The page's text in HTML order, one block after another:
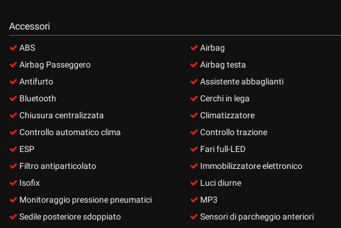
Accessori
ABS
Airbag Passeggero
Antifurto
Bluetooth
Chiusura centralizzata
Controllo automatico clima
ESP
Filtro antiparticolato
Isofix
Monitoraggio pressione pneumatici
Sedile posteriore sdoppiato
Airbag
Airbag testa
Assistente abbaglianti
Cerchi in lega
Climatizzatore
Controllo trazione
Fari full-LED
Immobilizzatore elettronico
Luci diurne
MP3
Sensori di parcheggio anteriori